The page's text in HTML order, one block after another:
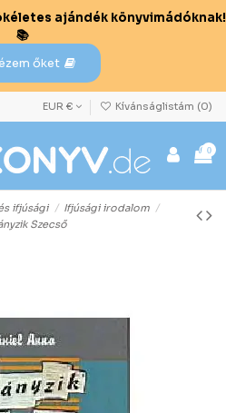
ajándék könyvimádóknak!
📚
őket
EUR € Kívánságlistám (0)
0
ifjúsági
Ifjúsági irodalom
Szecső